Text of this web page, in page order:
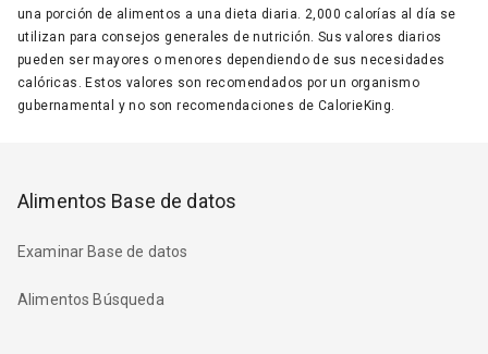
una porción de alimentos a una dieta diaria. 2,000 calorías al día se
utilizan para consejos generales de nutrición. Sus valores diarios
pueden ser mayores o menores dependiendo de sus necesidades
calóricas. Estos valores son recomendados por un organismo
gubernamental y no son recomendaciones de CalorieKing.
Alimentos Base de datos
Examinar Base de datos
Alimentos Búsqueda